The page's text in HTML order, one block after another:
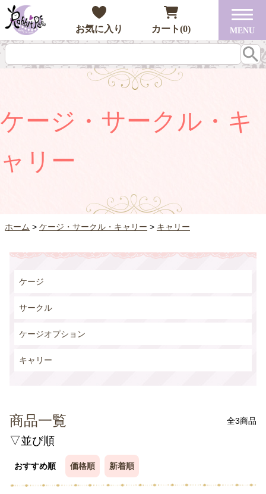
お気に入り カート(0) MENU
ケージ・サークル・キ
ャリー
ホーム ケージ・サークル・キャリー キャリー
ケージ
サークル
ケージオプション
キャリー
商品一覧 全3商品
▽並び順
おすすめ順 価格順 新着順